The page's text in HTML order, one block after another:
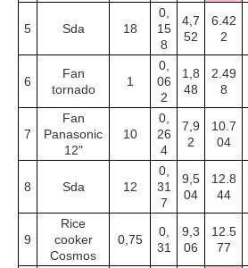
5 Sda 18
0,
15
8
4,7
52
6.42
2
6
Fan
tornado
1
0,
06
2
1,8
48
2.49
8
7
Fan
Panasonic
12"
10
0,
26
4
7,9
2
10.7
04
8 Sda 12
0,
31
7
9,5
04
12.8
44
9
Rice
cooker
Cosmos
0,75
0,
31
9,3
06
12.5
77